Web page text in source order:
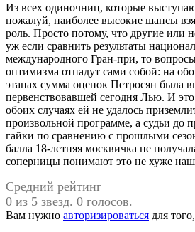
Из всех одиночниц, которые
пожалуй, наиболее высокие шансы
роль. Просто потому, что другие или
уж если сравнить результаты
международного Гран-при, то
оптимизма отпадут сами собой: на
этапах сумма оценок Петросян была
первенствовавшей сегодня Лью. И
обоих случаях ей не удалось
произвольной программе, а судьи до
гайки по сравнению с прошлыми
балла 18-летняя москвичка не
соперницы понимают это не хуже
Средний рейтинг
0 из 5 звезд. 0 голосов.
Вам нужно авторизироваться для